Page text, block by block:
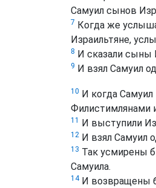
Самуил сынов
7 Когда же
Израильтяне,
8 И сказали сыны
9 И взял Самуил
10 И когда
Филистимлянами
11 И выступили
12 И взял Самуил
13 Так усмирены
Самуила.
14И возвращены